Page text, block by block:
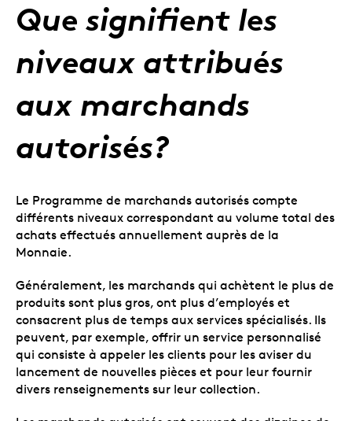
Que signifient les
niveaux attribués
aux marchands
autorisés?
Le Programme de marchands autorisés compte
différents niveaux correspondant au volume total des
achats effectués annuellement auprès de la
Monnaie.
Généralement, les marchands qui achètent le plus de
produits sont plus gros, ont plus d’employés et
consacrent plus de temps aux services spécialisés. Ils
peuvent, par exemple, offrir un service personnalisé
qui consiste à appeler les clients pour les aviser du
lancement de nouvelles pièces et pour leur fournir
divers renseignements sur leur collection.